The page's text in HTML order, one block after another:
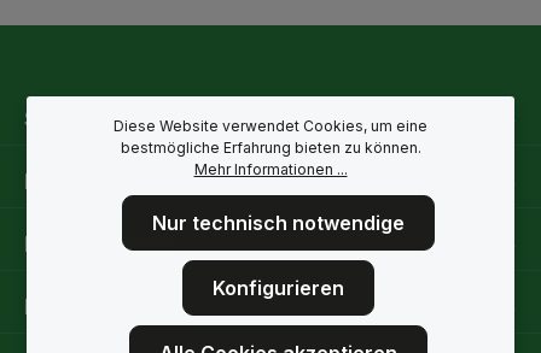
Service-Hotline
Rechtliche Hinweise
Informationen
Folge uns
Diese Website verwendet Cookies, um eine
bestmögliche Erfahrung bieten zu können.
Mehr Informationen ...
Nur technisch notwendige
Konfigurieren